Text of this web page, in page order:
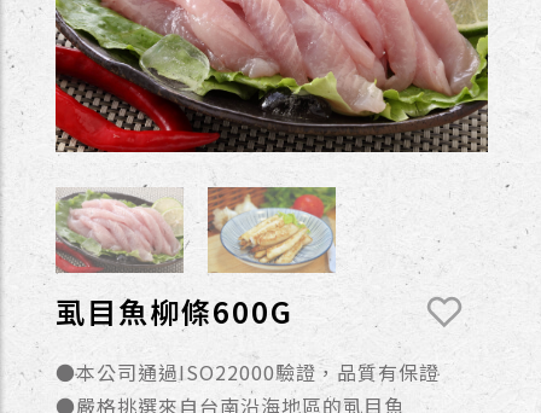
虱目魚柳條600G
●本公司通過ISO22000驗證，品質有保證
●嚴格挑選來自台南沿海地區的虱目魚